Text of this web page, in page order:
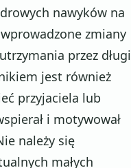
nawyków na
zmiany
przez długi
jest również
przyjaciela lub
i motywował
należy się
małych